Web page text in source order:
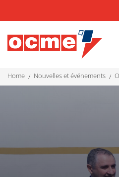
home nouvelles et événements